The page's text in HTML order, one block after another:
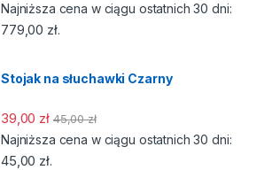
Najniższa cena w ciągu ostatnich 30 dni:
779,00 zł.
Stojak na słuchawki Czarny
39,00 zł 45,00zł
Najniższa cena w ciągu ostatnich 30 dni:
45,00 zł.